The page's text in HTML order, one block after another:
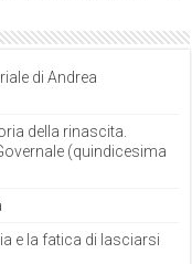
di Andrea
della rinascita.
(quindicesima
e la fatica di lasciarsi